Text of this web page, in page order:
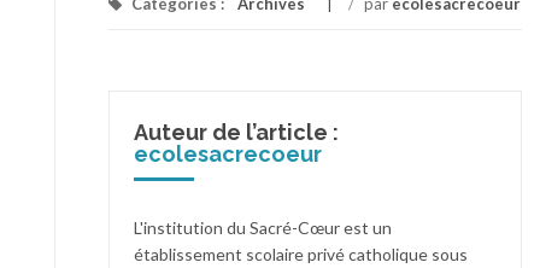
Auteur de l’article :
ecolesacrecoeur
L'institution du Sacré-Cœur est un
établissement scolaire privé catholique sous